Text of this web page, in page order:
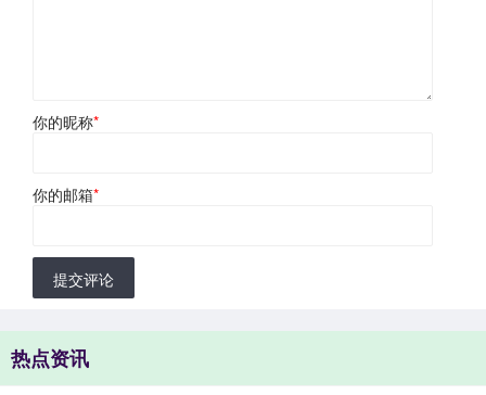
你的昵称*
你的邮箱*
提交评论
热点资讯